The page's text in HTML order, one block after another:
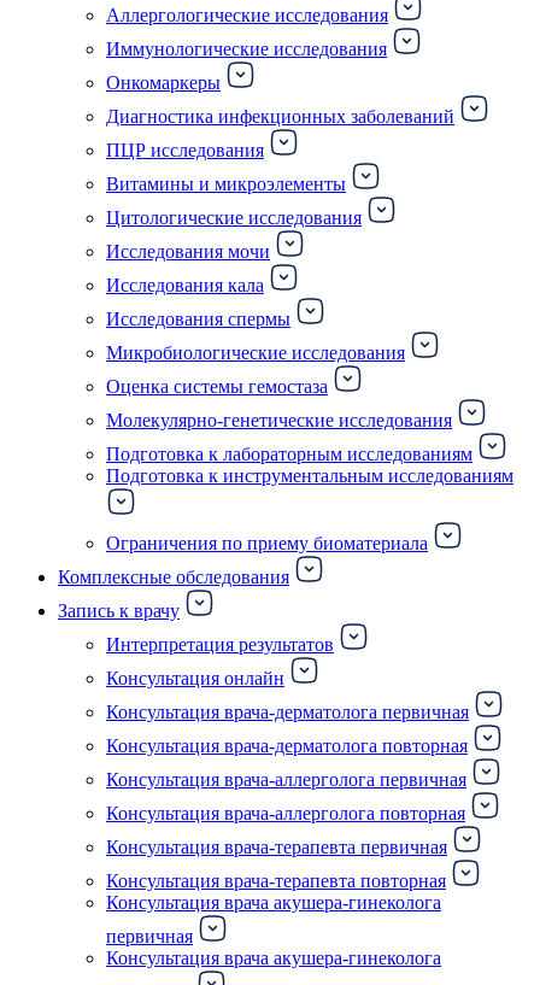
Аллергологические исследования
Иммунологические исследования
Онкомаркеры
Диагностика инфекционных заболеваний
ПЦР исследования
Витамины и микроэлементы
Цитологические исследования
Исследования мочи
Исследования кала
Исследования спермы
Микробиологические исследования
Оценка системы гемостаза
Молекулярно-генетические исследования
Подготовка к лабораторным исследованиям
Подготовка к инструментальным исследованиям
Ограничения по приему биоматериала
Комплексные обследования
Запись к врачу
Интерпретация результатов
Консультация онлайн
Консультация врача-дерматолога первичная
Консультация врача-дерматолога повторная
Консультация врача-аллерголога первичная
Консультация врача-аллерголога повторная
Консультация врача-терапевта первичная
Консультация врача-терапевта повторная
Консультация врача акушера-гинеколога
первичная
Консультация врача акушера-гинеколога